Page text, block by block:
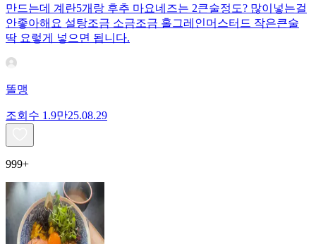
만드는데 계란5개랑 후추 마요네즈는 2큰술정도? 많이넣는걸
안좋아해요 설탕조금 소금조금 홀그레인머스터드 작은큰술
딱 요렇게 넣으면 됩니다.
똘맹
조회수 1.9만25.08.29
999+